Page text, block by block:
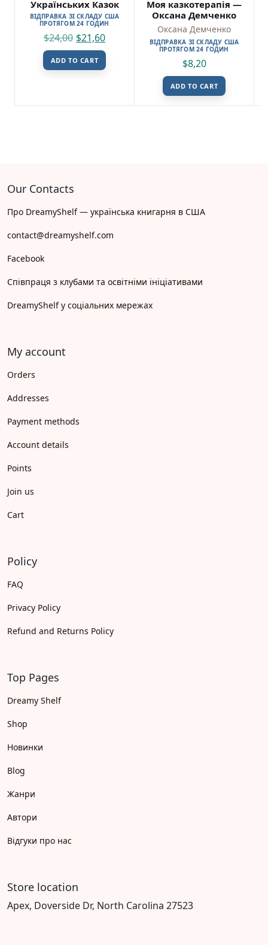
Українських Казок
ВІДПРАВКА ЗІ СКЛАДУ США
ПРОТЯГОМ 24 ГОДИН
$24,00 $21,60
ADD TO CART
Моя казкотерапія —
Оксана Демченко
Оксана Демченко
ВІДПРАВКА ЗІ СКЛАДУ США
ПРОТЯГОМ 24 ГОДИН
$8,20
ADD TO CART
Our Contacts
Про DreamyShelf — українська книгарня в США
contact@dreamyshelf.com
Facebook
Співпраця з клубами та освітніми ініціативами
DreamyShelf у соціальних мережах
My account
Orders
Addresses
Payment methods
Account details
Points
Join us
Cart
Policy
FAQ
Privacy Policy
Refund and Returns Policy
Top Pages
Dreamy Shelf
Shop
Новинки
Blog
Жанри
Автори
Відгуки про нас
Store location
Apex, Doverside Dr, North Carolina 27523